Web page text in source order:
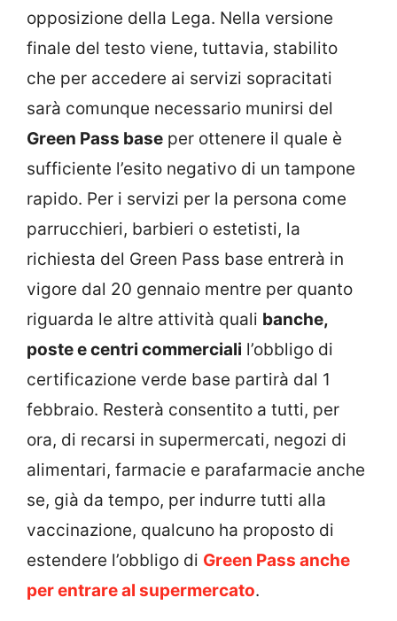
opposizione della Lega. Nella versione
finale del testo viene, tuttavia, stabilito
che per accedere ai servizi sopracitati
sarà comunque necessario munirsi del
Green Pass base per ottenere il quale è
sufficiente l’esito negativo di un tampone
rapido. Per i servizi per la persona come
parrucchieri, barbieri o estetisti, la
richiesta del Green Pass base entrerà in
vigore dal 20 gennaio mentre per quanto
riguarda le altre attività quali banche,
poste e centri commerciali l’obbligo di
certificazione verde base partirà dal 1
febbraio. Resterà consentito a tutti, per
ora, di recarsi in supermercati, negozi di
alimentari, farmacie e parafarmacie anche
se, già da tempo, per indurre tutti alla
vaccinazione, qualcuno ha proposto di
estendere l’obbligo di Green Pass anche
per entrare al supermercato.